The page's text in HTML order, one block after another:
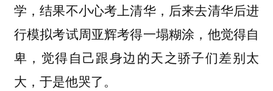
学，结果不小心考上清华，后来去清华后进
行模拟考试周亚辉考得一塌糊涂，他觉得自
卑，觉得自己跟身边的天之骄子们差别太
大，于是他哭了。